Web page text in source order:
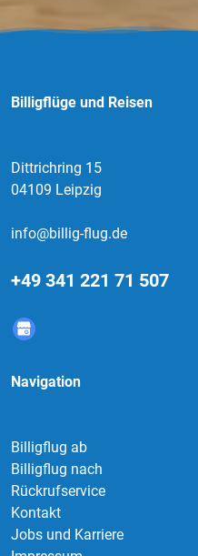
Billigflüge und Reisen
Dittrichring 15
04109 Leipzig
info@billig-flug.de
+49 341 221 71 507
Navigation
Billigflug ab
Billigflug nach
Rückrufservice
Kontakt
Jobs und Karriere